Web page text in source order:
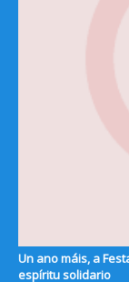
Un ano máis, a
espíritu solidario